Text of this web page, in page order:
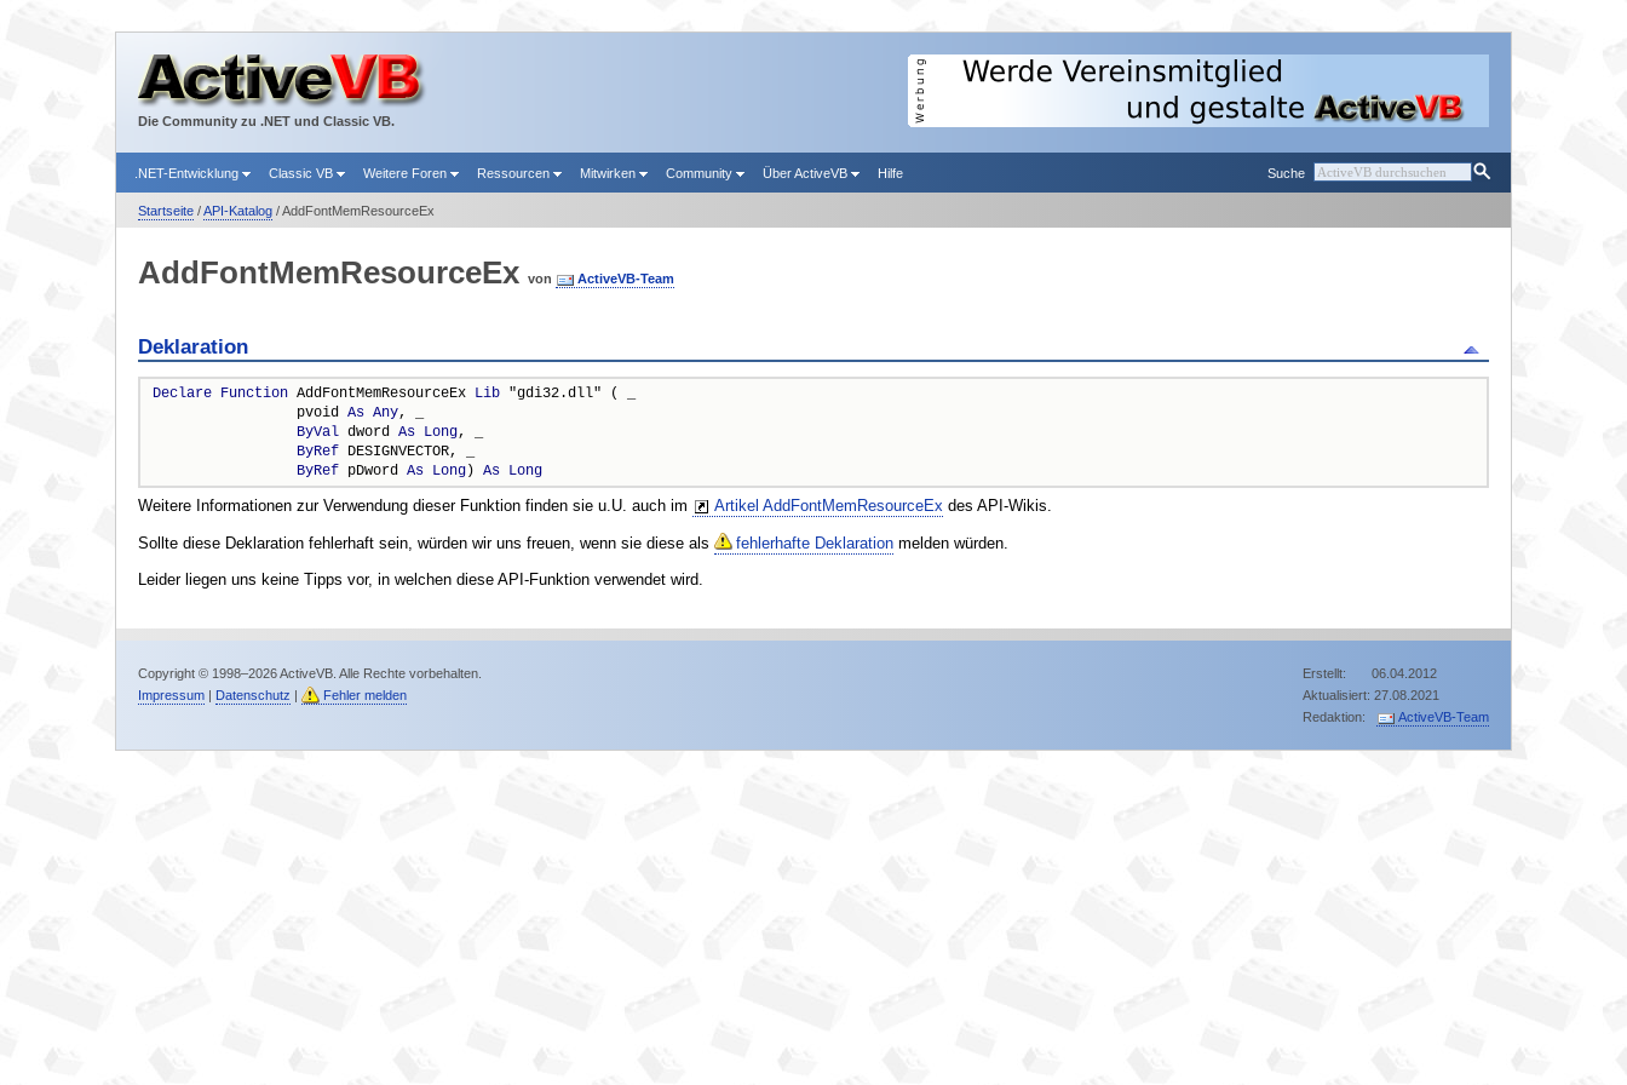
Die Community zu .NET und Classic VB.
Suche
.NET-Entwicklung Classic VB Weitere Foren Ressourcen Mitwirken Community Über ActiveVB Hilfe
Startseite/API-Katalog/ AddFontMemResourceEx
AddFontMemResourceEx von ActiveVB-Team
Deklaration
Declare Function AddFontMemResourceEx Lib "gdi32.dll" ( _
                 pvoid
As Any, _
ByVal dword As Long, _
ByRef DESIGNVECTOR, _
ByRef pDword As Long) As Long
Weitere Informationen zur Verwendung dieser Funktion finden sie u.U. auch im Artikel AddFontMemResourceEx des API-Wikis.
Sollte diese Deklaration fehlerhaft sein, würden wir uns freuen, wenn sie diese als fehlerhafte Deklarationmelden würden.
Leider liegen uns keine Tipps vor, in welchen diese API-Funktion verwendet wird.
Erstellt: 06.04.2012
Aktualisiert: 27.08.2021
Redaktion:
ActiveVB-Team
Copyright © 1998–2026 ActiveVB. Alle Rechte vorbehalten.
Impressum| Datenschutz Fehler melden